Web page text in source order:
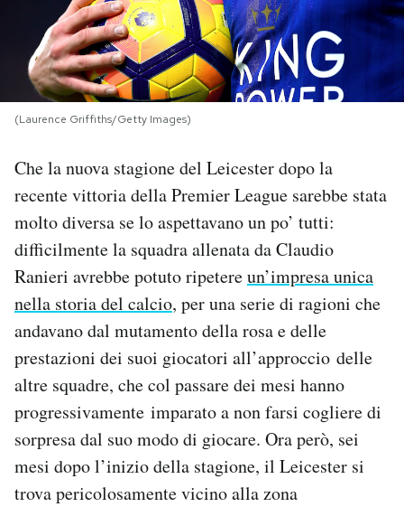
PODCAST
NEWSLETTER
SHOP
AREA PERSONALE
Area Personale
Newsletter
Notifiche mobile
Regala il Post
Esci
(Laurence Griffiths/Getty Images)
Che la nuova stagione del Leicester dopo la
recente vittoria della Premier League sarebbe stata
molto diversa se lo aspettavano un po’ tutti:
difficilmente la squadra allenata da Claudio
Ranieri avrebbe potuto ripetereun’impresa unica
nella storia del calcio, per una serie di ragioni che
andavano dal mutamento della rosa e delle
prestazioni dei suoi giocatori all’approccio delle
altre squadre, che col passare dei mesi hanno
progressivamente imparato a non farsi cogliere di
sorpresa dal suo modo di giocare. Ora però, sei
mesi dopo l’inizio della stagione, il Leicester si
trova pericolosamente vicino alla zona